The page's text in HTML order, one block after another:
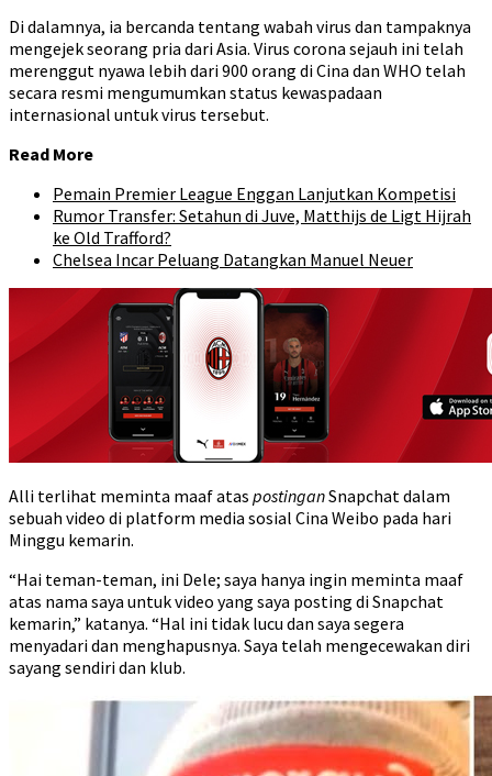
Di dalamnya, ia bercanda tentang wabah virus dan tampaknya
mengejek seorang pria dari Asia. Virus corona sejauh ini telah
merenggut nyawa lebih dari 900 orang di Cina dan WHO telah
secara resmi mengumumkan status kewaspadaan
internasional untuk virus tersebut.
Read More
Pemain Premier League Enggan Lanjutkan Kompetisi
Rumor Transfer: Setahun di Juve, Matthijs de Ligt Hijrah
ke Old Trafford?
Chelsea Incar Peluang Datangkan Manuel Neuer
Alli terlihat meminta maaf atas postinganSnapchat dalam
sebuah video di platform media sosial Cina Weibo pada hari
Minggu kemarin.
“Hai teman-teman, ini Dele; saya hanya ingin meminta maaf
atas nama saya untuk video yang saya posting di Snapchat
kemarin,” katanya. “Hal ini tidak lucu dan saya segera
menyadari dan menghapusnya. Saya telah mengecewakan diri
sayang sendiri dan klub.